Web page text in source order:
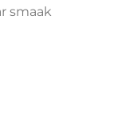
smaak